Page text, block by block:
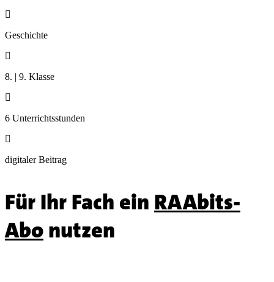

Geschichte

8. | 9. Klasse

6 Unterrichtsstunden

digitaler Beitrag
Für Ihr Fach ein RAAbits-
Abonutzen